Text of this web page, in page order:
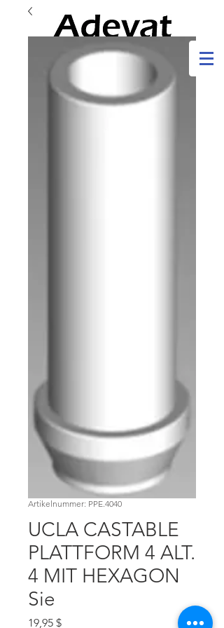
Artikelnummer: PPE.4040
UCLA CASTABLE
PLATTFORM 4 ALT.
4 MIT HEXAGON
Sie
19,95 $Preis